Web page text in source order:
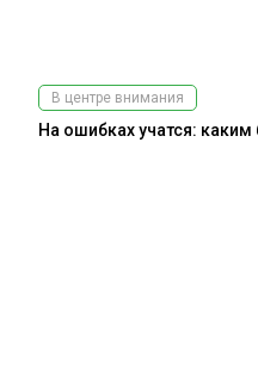
В центре внимания
На ошибках учатся: